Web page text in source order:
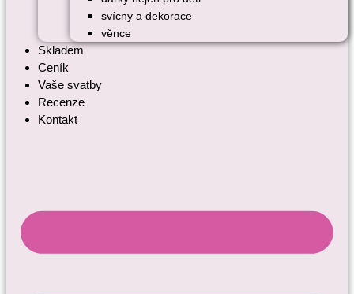
svícny a dekorace
věnce
Skladem
Ceník
Vaše svatby
Recenze
Kontakt